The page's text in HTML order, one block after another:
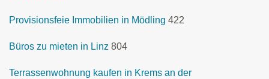
Provisionsfeie Immobilien in Mödling 422
Büros zu mieten in Linz 804
Terrassenwohnung kaufen in Krems an der